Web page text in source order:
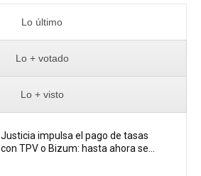
Lo último
Lo + votado
Lo + visto
Justicia impulsa el pago de tasas
con TPV o Bizum: hasta ahora se...